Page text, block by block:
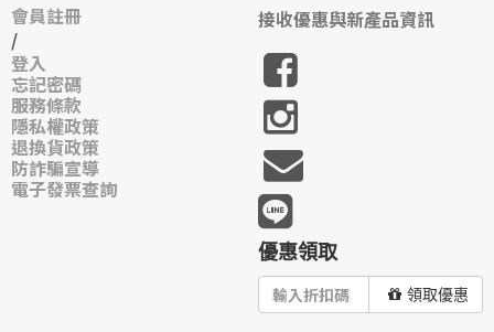
會員註冊
/
登入
忘記密碼
服務條款
隱私權政策
退換貨政策
防詐騙宣導
電子發票查詢
接收優惠與新產品資訊
優惠領取
領取優惠